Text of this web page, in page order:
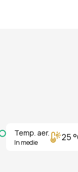
Temp. aer.
In medie 25